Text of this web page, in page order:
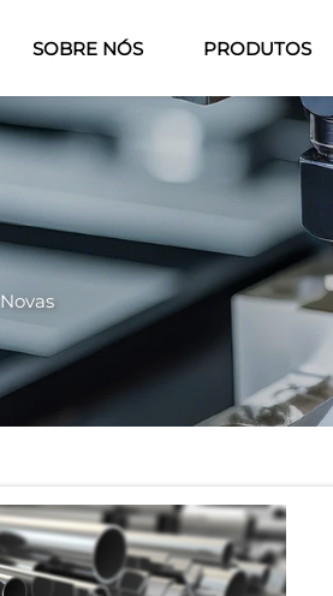
SOBRE NÓS PRODUTOS
Novas